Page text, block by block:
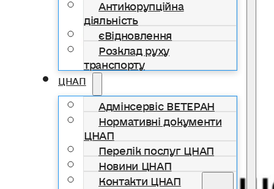
діяльність
єВідновлення
Розклад руху
транспорту
ЦНАП
Адмінсервіс ВЕТЕРАН
Нормативні документи
ЦНАП
Перелік послуг ЦНАП
Новини ЦНАП
Контакти ЦНАП